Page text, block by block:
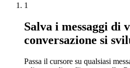
1
Salva i messaggi di
conversazione si
Passa il cursore su qualsiasi